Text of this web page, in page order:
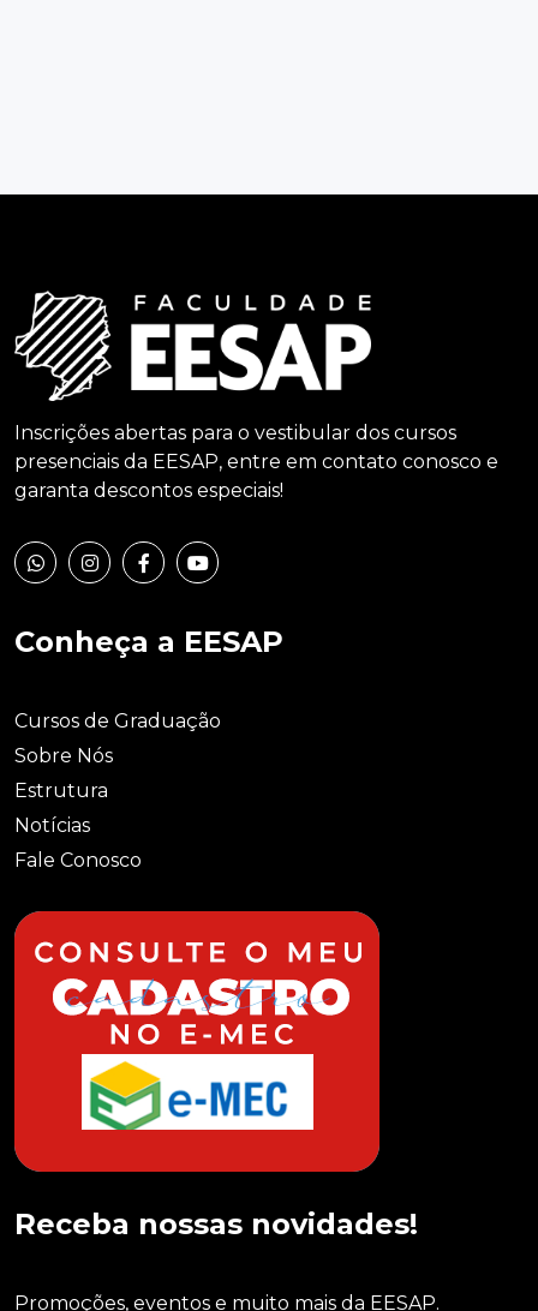
Inscrições abertas para o vestibular dos cursos
presenciais da EESAP, entre em contato conosco e
garanta descontos especiais!
Conheça a EESAP
Cursos de Graduação
Sobre Nós
Estrutura
Notícias
Fale Conosco
Receba nossas novidades!
Promoções, eventos e muito mais da EESAP.